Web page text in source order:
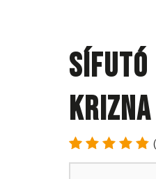
Sífutó
Értékelés
18
(